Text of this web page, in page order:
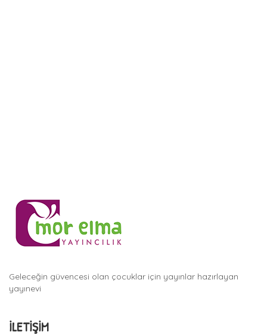
Geleceğin güvencesi olan çocuklar için yayınlar hazırlayan
yayınevi
İLETIŞIM